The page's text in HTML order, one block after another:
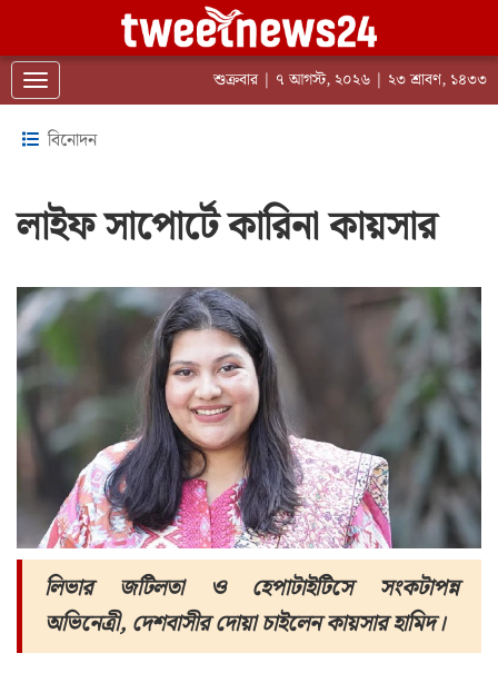
Toggle navigation শুক্রবার | ৭ আগস্ট, ২০২৬ | ২৩ শ্রাবণ, ১৪৩৩
বিনোদন
লাইফ সাপোর্টে কারিনা কায়সার
লিভার জটিলতা ও হেপাটাইটিসে সংকটাপন্ন
অভিনেত্রী, দেশবাসীর দোয়া চাইলেন কায়সার হামিদ।